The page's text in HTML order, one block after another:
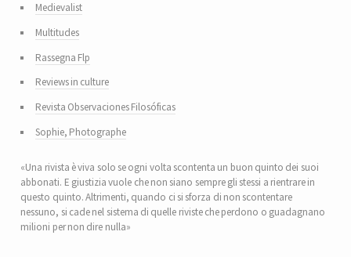
Medievalist
Multitudes
Rassegna Flp
Reviews in culture
Revista Observaciones Filosóficas
Sophie, Photographe
«Una rivista è viva solo se ogni volta scontenta un buon quinto dei suoi
abbonati. E giustizia vuole che non siano sempre gli stessi a rientrare in
questo quinto. Altrimenti, quando ci si sforza di non scontentare
nessuno, si cade nel sistema di quelle riviste che perdono o guadagnano
milioni per non dire nulla»